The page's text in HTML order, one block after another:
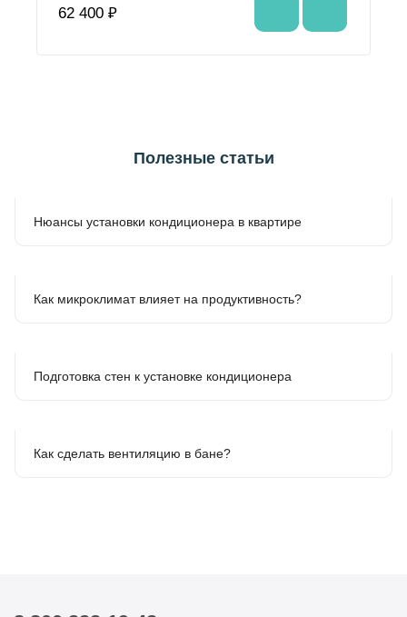
62 400 ₽
Полезные статьи
Нюансы установки кондиционера в квартире
Как микроклимат влияет на продуктивность?
Подготовка стен к установке кондиционера
Как сделать вентиляцию в бане?